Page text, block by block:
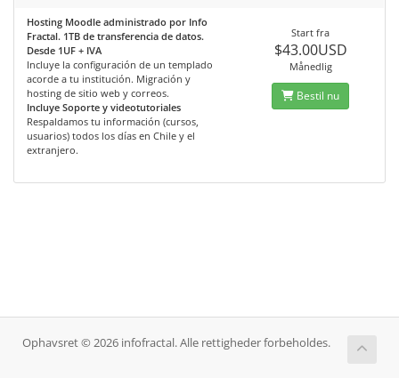
Hosting Moodle administrado por Info
Fractal. 1TB de transferencia de datos.
Desde 1UF + IVA
Incluye la configuración de un templado
acorde a tu institución. Migración y
hosting de sitio web y correos.
Incluye Soporte y videotutoriales
Respaldamos tu información (cursos,
usuarios) todos los días en Chile y el
extranjero.
Start fra
$43.00USD
Månedlig
Bestil nu
Ophavsret © 2026 infofractal. Alle rettigheder forbeholdes.